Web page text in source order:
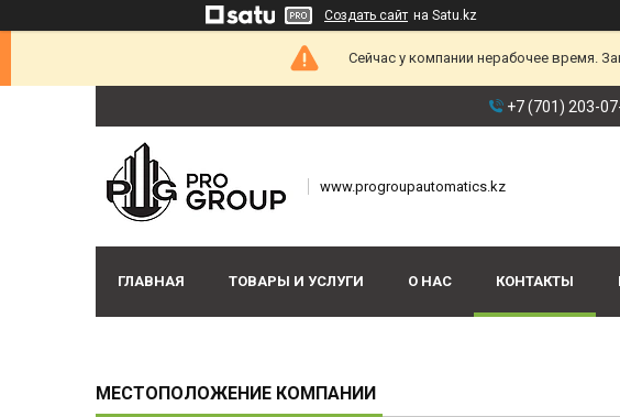
Создать сайт на Satu.kz
Сейчас у компании нерабочее время.
+7 (701) 203-
www.progroupautomatics.kz
ГЛАВНАЯ ТОВАРЫ И УСЛУГИ О НАС КОНТАКТЫ
МЕСТОПОЛОЖЕНИЕ КОМПАНИИ